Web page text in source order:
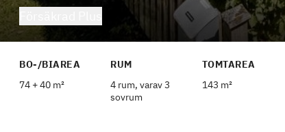
BO-/BIAREA
74 + 40 m²
RUM
4 rum, varav 3
sovrum
TOMTAREA
143 m²